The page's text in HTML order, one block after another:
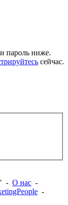
пароль ниже.
сейчас.
- О нас -
-